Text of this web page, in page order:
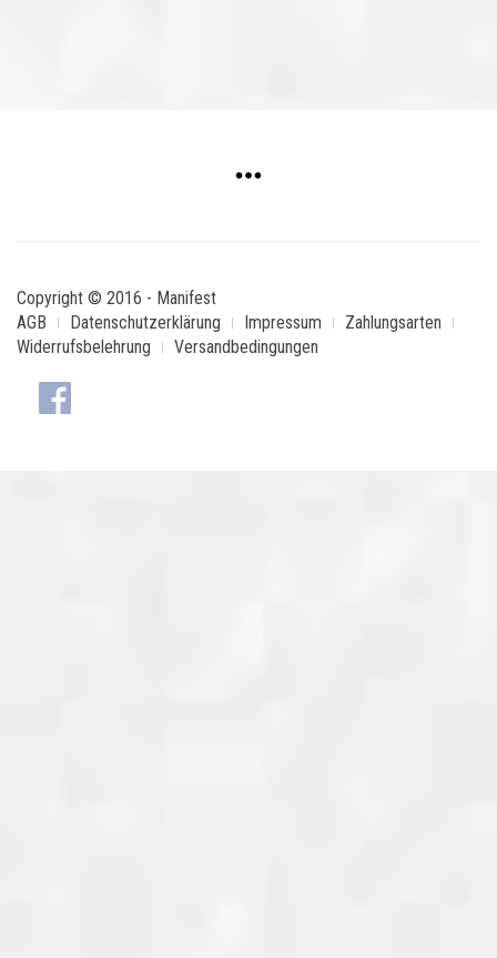
Copyright © 2016 - Manifest
AGB
Datenschutzerklärung Impressum
Zahlungsarten
Widerrufsbelehrung
Versandbedingungen